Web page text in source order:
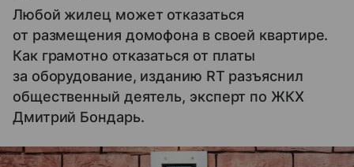
Любой жилец может отказаться
от размещения домофона в своей квартире.
Как грамотно отказаться от платы
за оборудование, изданию RT разъяснил
общественный деятель, эксперт по ЖКХ
Дмитрий Бондарь.